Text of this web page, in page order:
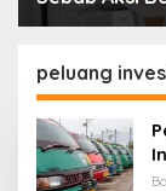
Boleh Hanya
peluang